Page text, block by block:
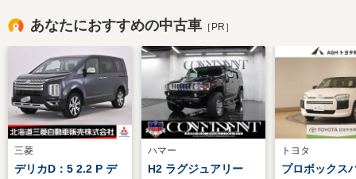
あなたにおすすめの中古車 ［PR］
三菱
デリカD：5 2.2 P デ
ハマー
H2 ラグジュアリー
トヨタ
プロボックス